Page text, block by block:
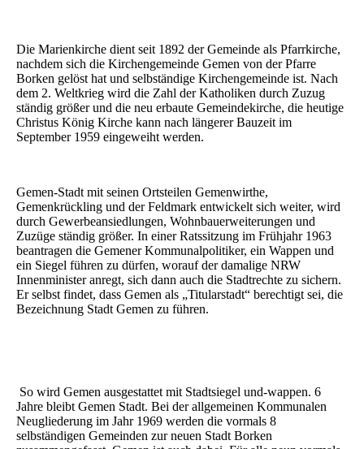
Die Marienkirche dient seit 1892 der Gemeinde als Pfarrkirche,
nachdem sich die Kirchengemeinde Gemen von der Pfarre
Borken gelöst hat und selbständige Kirchengemeinde ist. Nach
dem 2. Weltkrieg wird die Zahl der Katholiken durch Zuzug
ständig größer und die neu erbaute Gemeindekirche, die heutige
Christus König Kirche kann nach längerer Bauzeit im
September 1959 eingeweiht werden.
Gemen-Stadt mit seinen Ortsteilen Gemenwirthe,
Gemenkrückling und der Feldmark entwickelt sich weiter, wird
durch Gewerbeansiedlungen, Wohnbauerweiterungen und
Zuzüge ständig größer. In einer Ratssitzung im Frühjahr 1963
beantragen die Gemener Kommunalpolitiker, ein Wappen und
ein Siegel führen zu dürfen, worauf der damalige NRW
Innenminister anregt, sich dann auch die Stadtrechte zu sichern.
Er selbst findet, dass Gemen als „Titularstadt“ berechtigt sei, die
Bezeichnung Stadt Gemen zu führen.
So wird Gemen ausgestattet mit Stadtsiegel und-wappen. 6
Jahre bleibt Gemen Stadt. Bei der allgemeinen Kommunalen
Neugliederung im Jahr 1969 werden die vormals 8
selbständigen Gemeinden zur neuen Stadt Borken